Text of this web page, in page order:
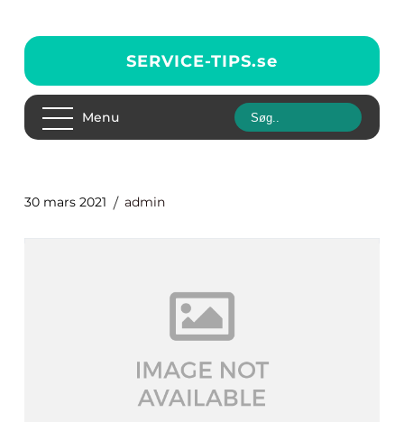
SERVICE-TIPS.se
Menu
30 mars 2021 admin